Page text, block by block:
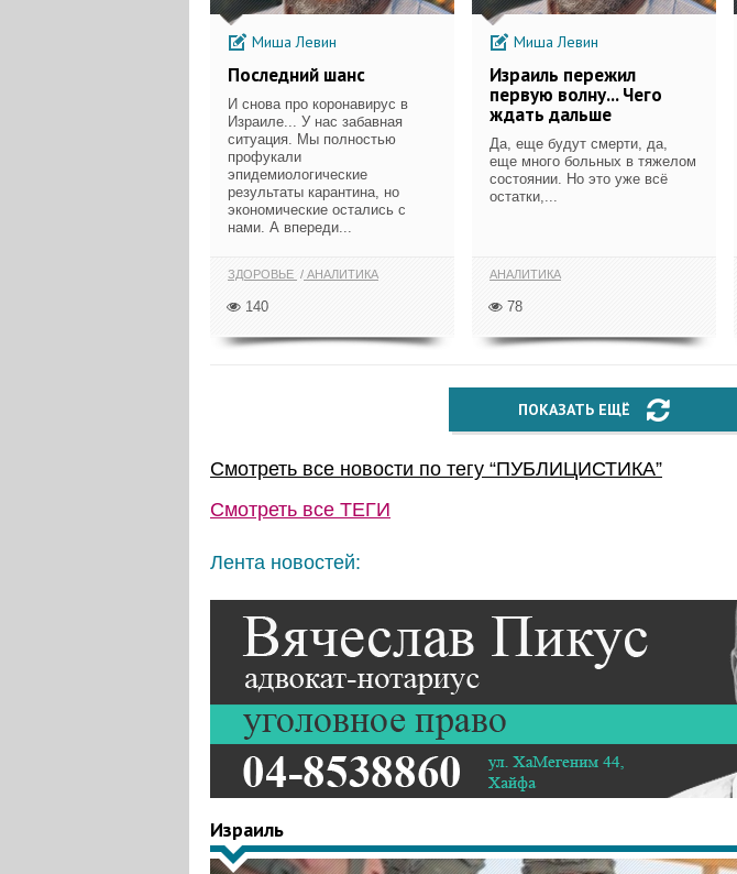
Миша Левин
Последний шанс
И снова про коронавирус в
Израиле... У нас забавная
ситуация. Мы полностью
профукали
эпидемиологические
результаты карантина, но
экономические остались с
нами. А впереди...
ЗДОРОВЬЕ АНАЛИТИКА
140
Миша Левин
Израиль пережил
первую волну... Чего
ждать дальше
Да, еще будут смерти, да,
еще много больных в тяжелом
состоянии. Но это уже всё
остатки,...
АНАЛИТИКА
78
ПОКАЗАТЬ ЕЩЁ
Смотреть все новости по тегу “ПУБЛИЦИСТИКА”
Смотреть все ТЕГИ
Лента новостей:
Израиль